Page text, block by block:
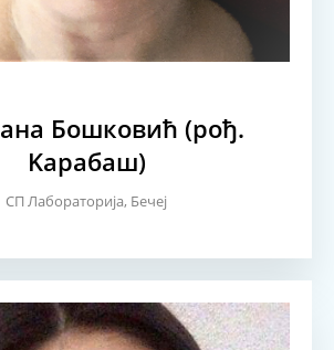
Бошковић (рођ.
Kарабаш)
СП Лабораторија, Бечеј